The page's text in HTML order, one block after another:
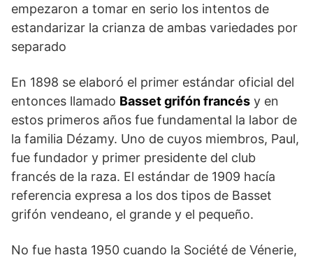
empezaron a tomar en serio los intentos de
estandarizar la crianza de ambas variedades por
separado
En 1898 se elaboró el primer estándar oficial del
entonces llamado Basset grifón francés y en
estos primeros años fue fundamental la labor de
la familia Dézamy. Uno de cuyos miembros, Paul,
fue fun­dador y primer presidente del club
francés de la raza. El estándar de 1909 hacía
referencia expresa a los dos tipos de Basset
grifón vendeano, el grande y el pequeño.
No fue hasta 1950 cuando la Société de Vénerie,